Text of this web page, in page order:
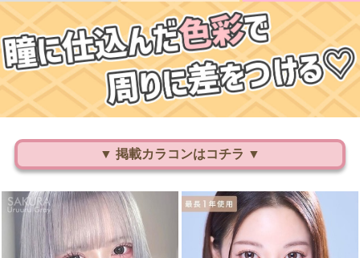
▼ 掲載カラコンはコチラ ▼